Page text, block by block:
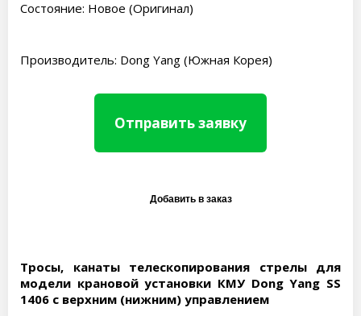
Состояние: Новое (Оригинал)
Производитель: Dong Yang (Южная Корея)
Отправить заявку
Тросы, канаты телескопирования стрелы для
модели крановой установки КМУ Dong Yang SS
1406 с верхним (нижним) управлением